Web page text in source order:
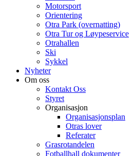
Motorsport
Orientering
Otra Park (overnatting)
Otra Tur og Løypeservice
Otrahallen
Ski
Sykkel
Nyheter
Om oss
Kontakt Oss
Styret
Organisasjon
Organisasjonsplan
Otras lover
Referater
Grasrotandelen
Fotballhall dokumenter